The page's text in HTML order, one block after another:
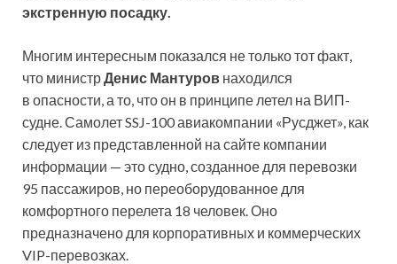
экстренную посадку.
Многим интересным показался не только тот факт,
что министр Денис Мантуров находился
в опасности, а то, что он в принципе летел на ВИП-
судне. Самолет SSJ-100 авиакомпании «Русджет», как
следует из представленной на сайте компании
информации — это судно, созданное для перевозки
95 пассажиров, но переоборудованное для
комфортного перелета 18 человек. Оно
предназначено для корпоративных и коммерческих
VIP-перевозках.